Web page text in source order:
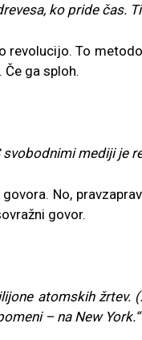
ko pride čas.
revolucijo. To
ga sploh.
mediji je
No,
govor.
atomskih žrtev.
– na New York.“